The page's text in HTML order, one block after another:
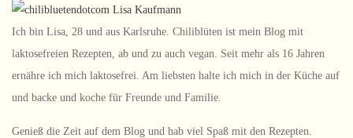
Ich bin Lisa, 28 und aus Karlsruhe. Chiliblüten ist mein Blog mit
laktosefreien Rezepten, ab und zu auch vegan. Seit mehr als 16 Jahren
ernähre ich mich laktosefrei. Am liebsten halte ich mich in der Küche auf
und backe und koche für Freunde und Familie.
Genieß die Zeit auf dem Blog und hab viel Spaß mit den Rezepten.